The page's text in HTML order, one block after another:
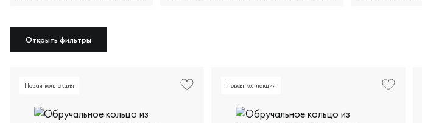
Классические обручальные кольца из белого золота
Открыть фильтры
Новая коллекция Новая коллекция